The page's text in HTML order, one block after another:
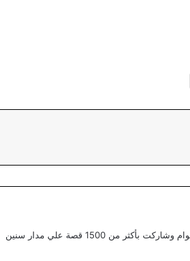
أعمل ككتابة محتوي مختص في القصص في موقع قصص واقعية منذ 5 اعوام وشاركت بأكثر من 1500 قصة علي مدار سنين